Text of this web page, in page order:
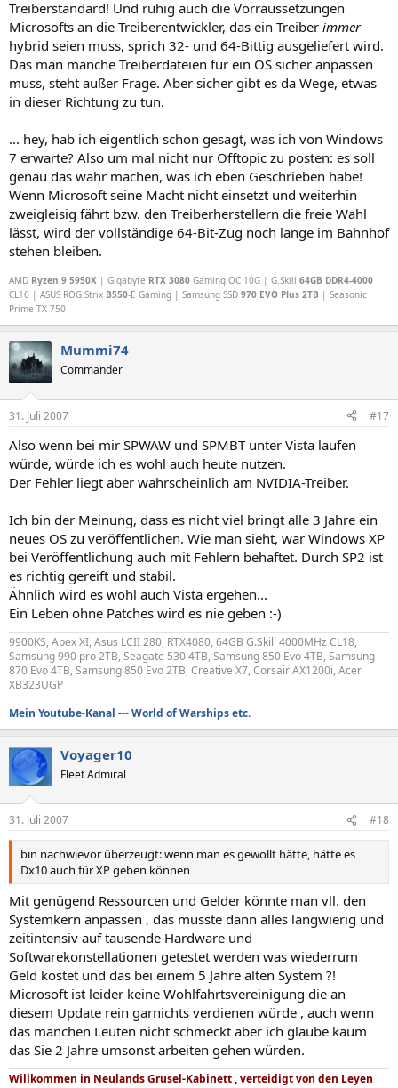
Treiberstandard! Und ruhig auch die Vorraussetzungen
Microsofts an die Treiberentwickler, das ein Treiber immer
hybrid seien muss, sprich 32- und 64-Bittig ausgeliefert wird.
Das man manche Treiberdateien für ein OS sicher anpassen
muss, steht außer Frage. Aber sicher gibt es da Wege, etwas
in dieser Richtung zu tun.
... hey, hab ich eigentlich schon gesagt, was ich von Windows
7 erwarte? Also um mal nicht nur Offtopic zu posten: es soll
genau das wahr machen, was ich eben Geschrieben habe!
Wenn Microsoft seine Macht nicht einsetzt und weiterhin
zweigleisig fährt bzw. den Treiberherstellern die freie Wahl
lässt, wird der vollständige 64-Bit-Zug noch lange im Bahnhof
stehen bleiben.
AMD Ryzen 9 5950X | Gigabyte RTX 3080 Gaming OC 10G | G.Skill 64GB DDR4-4000
CL16 | ASUS ROG Strix B550-E Gaming | Samsung SSD 970 EVO Plus 2TB | Seasonic
Prime TX-750
Mummi74
Commander
31. Juli 2007 #17
Also wenn bei mir SPWAW und SPMBT unter Vista laufen
würde, würde ich es wohl auch heute nutzen.
Der Fehler liegt aber wahrscheinlich am NVIDIA-Treiber.
Ich bin der Meinung, dass es nicht viel bringt alle 3 Jahre ein
neues OS zu veröffentlichen. Wie man sieht, war Windows XP
bei Veröffentlichung auch mit Fehlern behaftet. Durch SP2 ist
es richtig gereift und stabil.
Ähnlich wird es wohl auch Vista ergehen...
Ein Leben ohne Patches wird es nie geben :-)
9900KS, Apex XI, Asus LCII 280, RTX4080, 64GB G.Skill 4000MHz CL18,
Samsung 990 pro 2TB, Seagate 530 4TB, Samsung 850 Evo 4TB, Samsung
870 Evo 4TB, Samsung 850 Evo 2TB, Creative X7, Corsair AX1200i, Acer
XB323UGP
Mein Youtube-Kanal --- World of Warships etc.
Voyager10
Fleet Admiral
31. Juli 2007 #18
bin nachwievor überzeugt: wenn man es gewollt hätte, hätte es
Dx10 auch für XP geben können
Mit genügend Ressourcen und Gelder könnte man vll. den
Systemkern anpassen , das müsste dann alles langwierig und
zeitintensiv auf tausende Hardware und
Softwarekonstellationen getestet werden was wiederrum
Geld kostet und das bei einem 5 Jahre alten System ?!
Microsoft ist leider keine Wohlfahrtsvereinigung die an
diesem Update rein garnichts verdienen würde , auch wenn
das manchen Leuten nicht schmeckt aber ich glaube kaum
das Sie 2 Jahre umsonst arbeiten gehen würden.
Willkommen in Neulands Grusel-Kabinett , verteidigt von den Leyen